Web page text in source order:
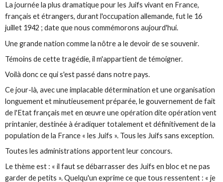
La journée la plus dramatique pour les Juifs vivant en France,
français et étrangers, durant l'occupation allemande, fut le 16
juillet 1942 ; date que nous commémorons aujourd'hui.
Une grande nation comme la nôtre a le devoir de se souvenir.
Témoins de cette tragédie, il m'appartient de témoigner.
Voilà donc ce qui s'est passé dans notre pays.
Ce jour-là, avec une implacable détermination et une organisation
longuement et minutieusement préparée, le gouvernement de fait
de l'Etat français met en œuvre une opération dite opération vent
printanier, destinée à éradiquer totalement et définitivement de la
population de la France « les Juifs ». Tous les Juifs sans exception.
Toutes les administrations apportent leur concours.
Le thème est : « il faut se débarrasser des Juifs en bloc et ne pas
garder de petits ». Quelqu'un exprime ce que tous ressentent : « je